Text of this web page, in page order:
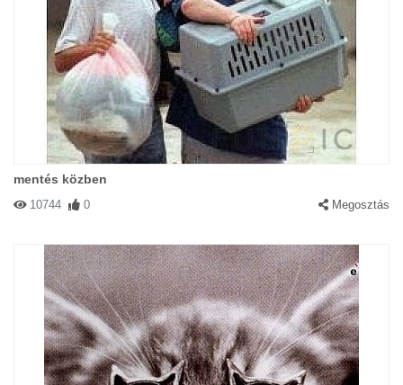
mentés közben
10744 0 Megosztás